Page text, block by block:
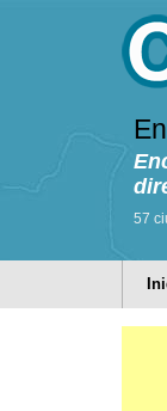
57